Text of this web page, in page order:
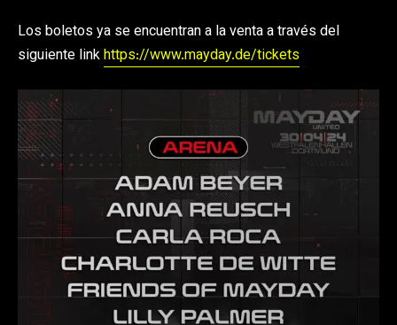
Los boletos ya se encuentran a la venta a través del
siguiente linkhttps://www.mayday.de/tickets